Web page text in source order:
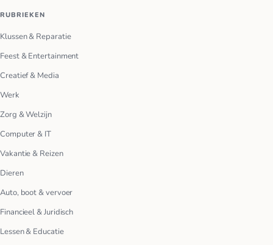
RUBRIEKEN
Klussen & Reparatie
Feest & Entertainment
Creatief & Media
Werk
Zorg & Welzijn
Computer & IT
Vakantie & Reizen
Dieren
Auto, boot & vervoer
Financieel & Juridisch
Lessen & Educatie